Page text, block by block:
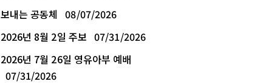
보내는 공동체 08/07/2026
2026년 8월 2일 주보 07/31/2026
2026년 7월 26일 영유아부 예배
07/31/2026